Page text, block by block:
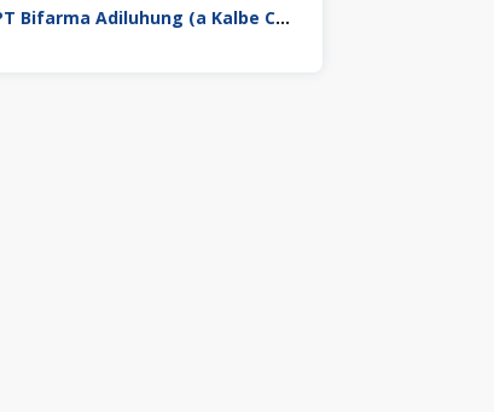
PT Bifarma Adiluhung (a Kalbe Company)